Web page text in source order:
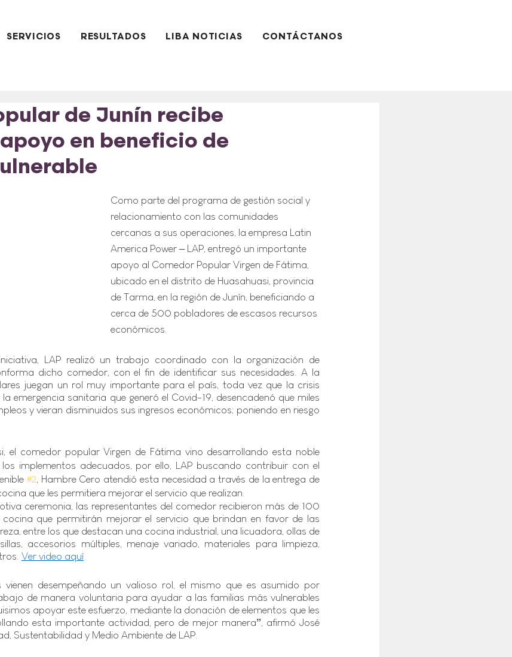
SERVICIOS RESULTADOS LIBA NOTICIAS CONTÁCTANOS
de Junín recibe
en beneficio de
Como parte del programa de gestión social y
relacionamiento con las comunidades
cercanas a sus operaciones, la empresa Latin
America Power – LAP, entregó un importante
apoyo al Comedor Popular Virgen de Fátima,
ubicado en el distrito de Huasahuasi, provincia
de Tarma, en la región de Junín, beneficiando a
cerca de 500 pobladores de escasos recursos
económicos.
LAP realizó un trabajo coordinado con la organización de
dicho comedor, con el fin de identificar sus necesidades. A la
juegan un rol muy importante para el país, toda vez que la crisis
emergencia sanitaria que generó el Covid-19, desencadenó que miles
y vieran disminuidos sus ingresos económicos; poniendo en riesgo
el comedor popular Virgen de Fátima vino desarrollando esta noble
implementos adecuados, por ello, LAP buscando contribuir con el
#2, Hambre Cero atendió esta necesidad a través de la entrega de
que les permitiera mejorar el servicio que realizan.
ceremonia, las representantes del comedor recibieron más de 100
que permitirán mejorar el servicio que brindan en favor de las
entre los que destacan una cocina industrial, una licuadora, ollas de
accesorios múltiples, menaje variado, materiales para limpieza,
Ver video aquí
vienen desempeñando un valioso rol, el mismo que es asumido por
de manera voluntaria para ayudar a las familias más vulnerables
apoyar este esfuerzo, mediante la donación de elementos que les
esta importante actividad, pero de mejor manera”, afirmó José
Sustentabilidad y Medio Ambiente de LAP.